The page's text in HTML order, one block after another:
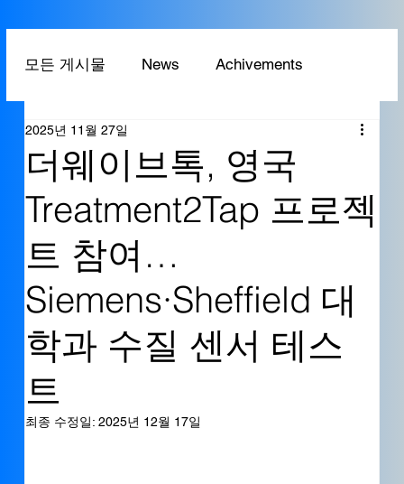
모든 게시물 News Achivements
Technology
더웨이브톡, 영국
Treatment2Tap 프로젝
트 참여…
Siemens·Sheffield 대
학과 수질 센서 테스
트
2025년 11월 27일
최종 수정일: 2025년 12월 17일